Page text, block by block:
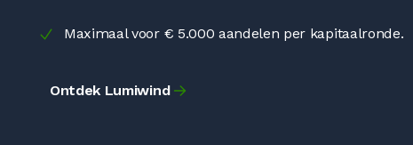
Maximaal voor € 5.000 aandelen per kapitaalronde.
Ontdek Lumiwind